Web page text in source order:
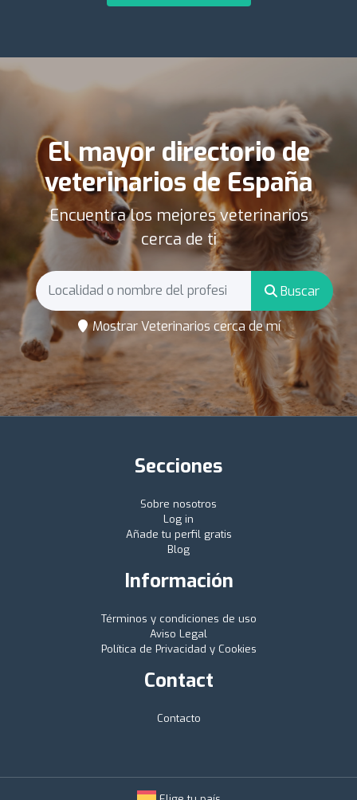
El mayor directorio de
veterinarios de España
Encuentra los mejores veterinarios
cerca de ti
Buscar
Mostrar Veterinarios cerca de mí
Secciones
Sobre nosotros
Log in
Añade tu perfil gratis
Blog
Información
Términos y condiciones de uso
Aviso Legal
Política de Privacidad y Cookies
Contact
Contacto